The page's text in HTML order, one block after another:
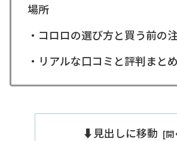
場所
・コロロの選び方と買う前の
・リアルな口コミと評判まとめ
⬇️見出しに移動